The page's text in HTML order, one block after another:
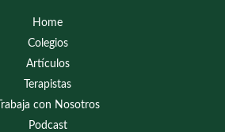
Home
Colegios
Artículos
Terapistas
Trabaja con Nosotros
Podcast